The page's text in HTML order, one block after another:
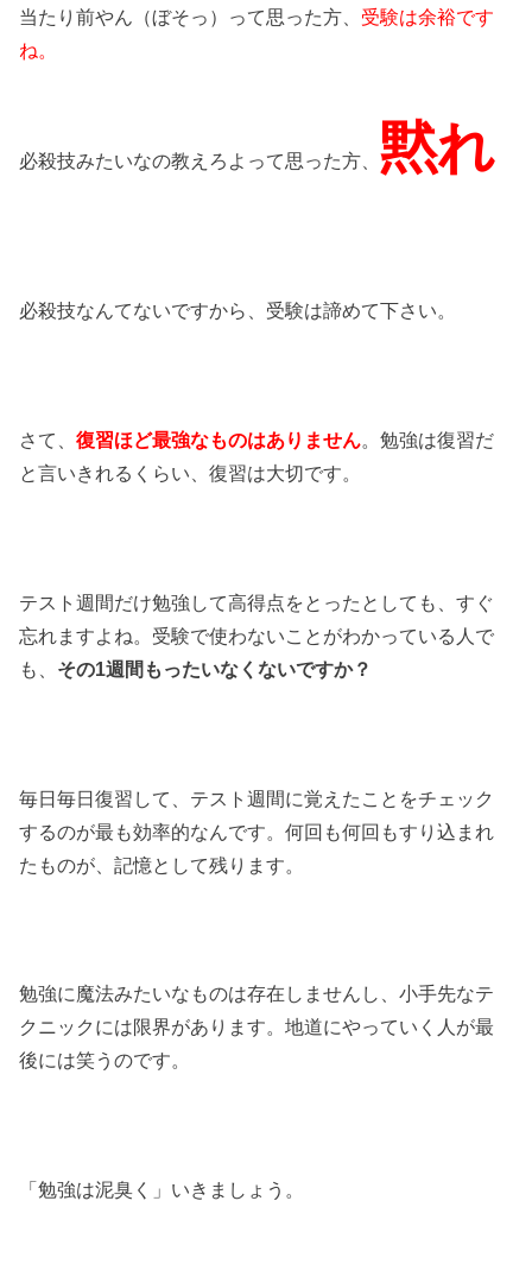
当たり前やん（ぼそっ）って思った方、 受験は余裕です
ね。
必殺技みたいなの教えろよって思った方、黙れ
必殺技なんてないですから、受験は諦めて下さい。
さて、復習ほど最強なものはありません。勉強は復習だ
と言いきれるくらい、復習は大切です。
テスト週間だけ勉強して高得点をとったとしても、すぐ
忘れますよね。受験で使わないことがわかっている人で
も、 その1週間もったいなくないですか？
毎日毎日復習して、テスト週間に覚えたことをチェック
するのが最も効率的なんです。何回も何回もすり込まれ
たものが、記憶として残ります。
勉強に魔法みたいなものは存在しませんし、小手先なテ
クニックには限界があります。地道にやっていく人が最
後には笑うのです。
「勉強は泥臭く」いきましょう。